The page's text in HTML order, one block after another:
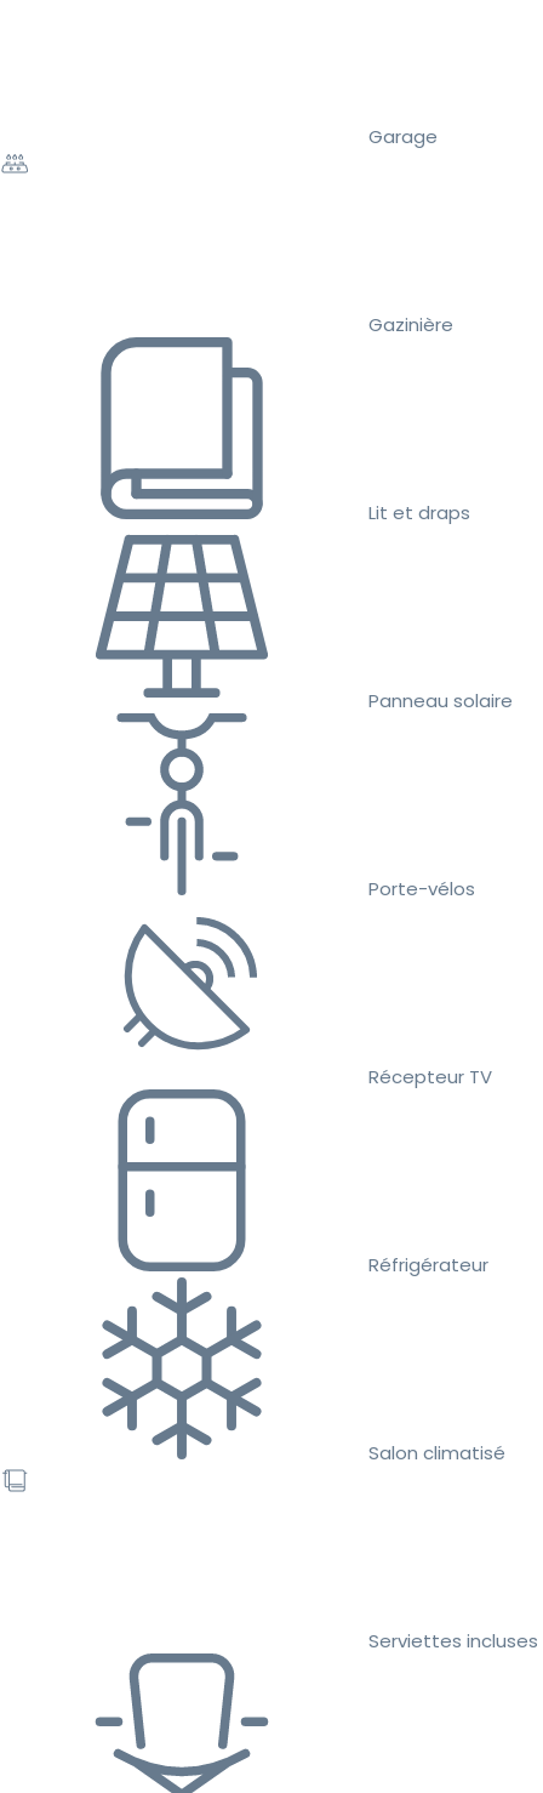
Garage
Gazinière
Lit et draps
Panneau solaire
Porte-vélos
Récepteur TV
Réfrigérateur
Salon climatisé
Serviettes incluses